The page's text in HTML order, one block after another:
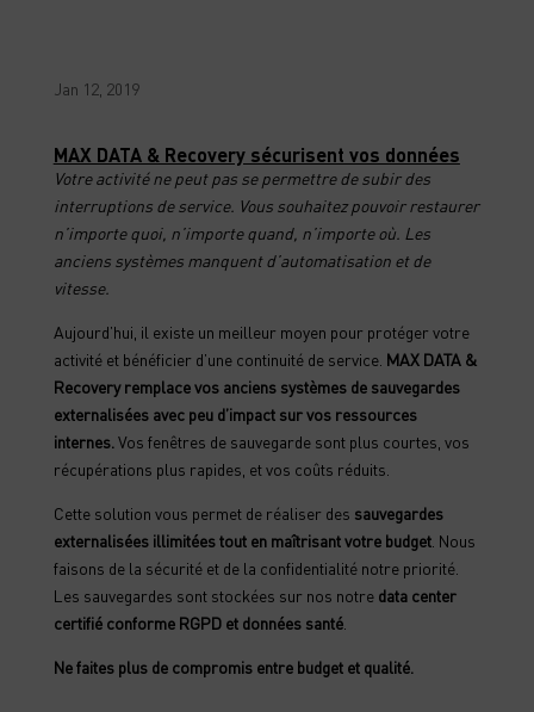
Jan 12, 2019
MAX DATA & Recovery sécurisent vos données
Votre activité ne peut pas se permettre de subir des
interruptions de service. Vous souhaitez pouvoir restaurer
n’importe quoi, n’importe quand, n’importe où. Les
anciens systèmes manquent d’automatisation et de
vitesse.
Aujourd’hui, il existe un meilleur moyen pour protéger votre
activité et bénéficier d’une continuité de service. MAX DATA &
Recovery remplace vos anciens systèmes de sauvegardes
externalisées avec peu d’impact sur vos ressources
internes. Vos fenêtres de sauvegarde sont plus courtes, vos
récupérations plus rapides, et vos coûts réduits.
Cette solution vous permet de réaliser des sauvegardes
externalisées illimitées tout en maîtrisant votre budget. Nous
faisons de la sécurité et de la confidentialité notre priorité.
Les sauvegardes sont stockées sur nos notre data center
certifié conforme RGPD et données santé.
Ne faites plus de compromis entre budget et qualité.